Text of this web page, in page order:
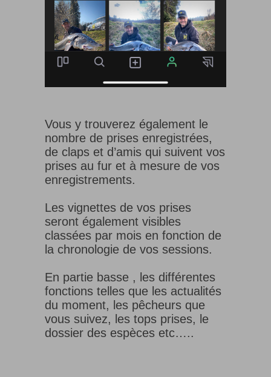
Vous y trouverez également le
nombre de prises enregistrées,
de claps et d’amis qui suivent vos
prises au fur et à mesure de vos
enregistrements.
Les vignettes de vos prises
seront également visibles
classées par mois en fonction de
la chronologie de vos sessions.
En partie basse , les différentes
fonctions telles que les actualités
du moment, les pêcheurs que
vous suivez, les tops prises, le
dossier des espèces etc…..